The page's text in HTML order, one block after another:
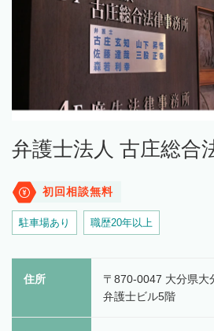
弁護士法人 古庄総合
初回相談無料
駐車場あり 職歴20年以上
住所
〒870-0047 大分県大
弁護士ビル5階